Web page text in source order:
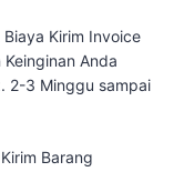
Kirim Invoice
Anda
2-3 Minggu sampai
Barang